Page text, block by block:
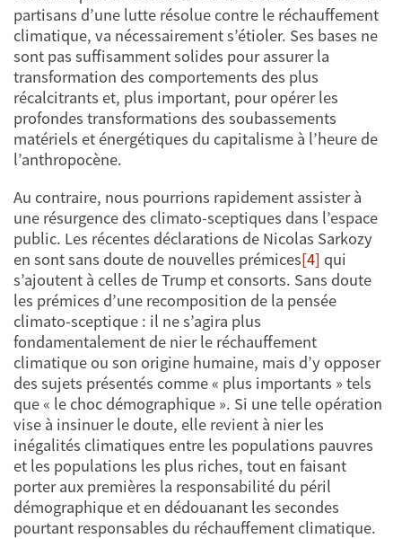
partisans d’une lutte résolue contre le réchauffement
climatique, va nécessairement s’étioler. Ses bases ne
sont pas suffisamment solides pour assurer la
transformation des comportements des plus
récalcitrants et, plus important, pour opérer les
profondes transformations des soubassements
matériels et énergétiques du capitalisme à l’heure de
l’anthropocène.
Au contraire, nous pourrions rapidement assister à
une résurgence des climato-sceptiques dans l’espace
public. Les récentes déclarations de Nicolas Sarkozy
en sont sans doute de nouvelles prémices[4] qui
s’ajoutent à celles de Trump et consorts. Sans doute
les prémices d’une recomposition de la pensée
climato-sceptique : il ne s’agira plus
fondamentalement de nier le réchauffement
climatique ou son origine humaine, mais d’y opposer
des sujets présentés comme « plus importants » tels
que « le choc démographique ». Si une telle opération
vise à insinuer le doute, elle revient à nier les
inégalités climatiques entre les populations pauvres
et les populations les plus riches, tout en faisant
porter aux premières la responsabilité du péril
démographique et en dédouanant les secondes
pourtant responsables du réchauffement climatique.